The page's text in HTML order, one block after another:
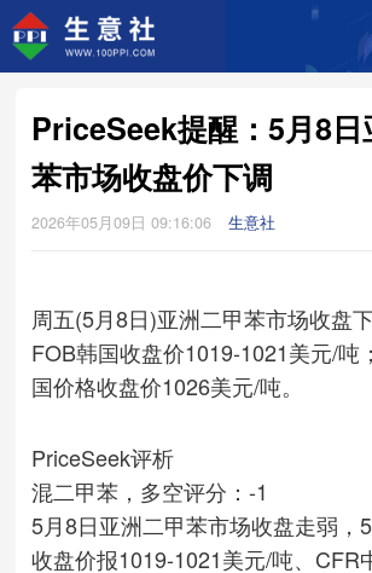
PriceSeek提醒：5月8日
苯市场收盘价下调
2026年05月09日 09:16:06 生意社
周五(5月8日)亚洲二甲苯市场收盘
FOB韩国收盘价1019-1021美元/吨
国价格收盘价1026美元/吨。
PriceSeek评析
混二甲苯，多空评分：-1
5月8日亚洲二甲苯市场收盘走弱，
收盘价报1019-1021美元/吨、CFR